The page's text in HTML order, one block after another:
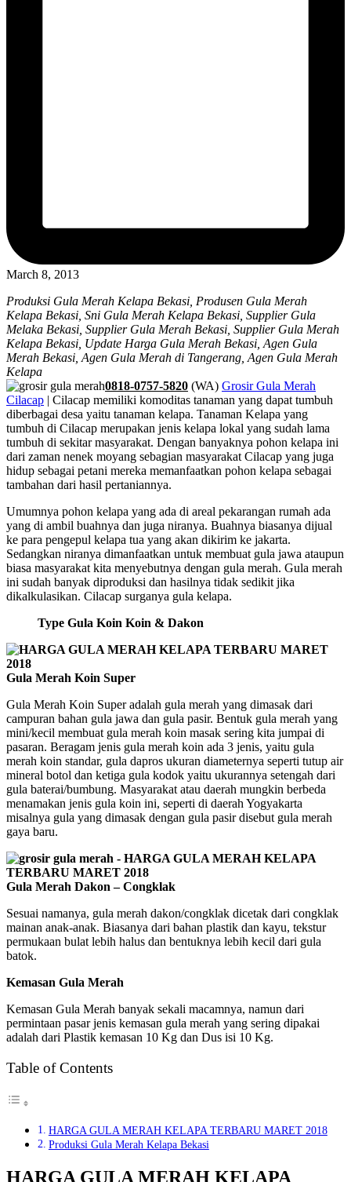
March 8, 2013
Produksi Gula Merah Kelapa Bekasi, Produsen Gula Merah
Kelapa Bekasi, Sni Gula Merah Kelapa Bekasi, Supplier Gula
Melaka Bekasi, Supplier Gula Merah Bekasi, Supplier Gula Merah
Kelapa Bekasi, Update Harga Gula Merah Bekasi, Agen Gula
Merah Bekasi, Agen Gula Merah di Tangerang, Agen Gula Merah
Kelapa
0818-0757-5820 (WA) Grosir Gula Merah
Cilacap | Cilacap memiliki komoditas tanaman yang dapat tumbuh
diberbagai desa yaitu tanaman kelapa. Tanaman Kelapa yang
tumbuh di Cilacap merupakan jenis kelapa lokal yang sudah lama
tumbuh di sekitar masyarakat. Dengan banyaknya pohon kelapa ini
dari zaman nenek moyang sebagian masyarakat Cilacap yang juga
hidup sebagai petani mereka memanfaatkan pohon kelapa sebagai
tambahan dari hasil pertaniannya.
Umumnya pohon kelapa yang ada di areal pekarangan rumah ada
yang di ambil buahnya dan juga niranya. Buahnya biasanya dijual
ke para pengepul kelapa tua yang akan dikirim ke jakarta.
Sedangkan niranya dimanfaatkan untuk membuat gula jawa ataupun
biasa masyarakat kita menyebutnya dengan gula merah. Gula merah
ini sudah banyak diproduksi dan hasilnya tidak sedikit jika
dikalkulasikan. Cilacap surganya gula kelapa.
Type Gula Koin Koin & Dakon
Gula Merah Koin Super
Gula Merah Koin Super adalah gula merah yang dimasak dari
campuran bahan gula jawa dan gula pasir. Bentuk gula merah yang
mini/kecil membuat gula merah koin masak sering kita jumpai di
pasaran. Beragam jenis gula merah koin ada 3 jenis, yaitu gula
merah koin standar, gula dapros ukuran diameternya seperti tutup air
mineral botol dan ketiga gula kodok yaitu ukurannya setengah dari
gula baterai/bumbung. Masyarakat atau daerah mungkin berbeda
menamakan jenis gula koin ini, seperti di daerah Yogyakarta
misalnya gula yang dimasak dengan gula pasir disebut gula merah
gaya baru.
Gula Merah Dakon – Congklak
Sesuai namanya, gula merah dakon/congklak dicetak dari congklak
mainan anak-anak. Biasanya dari bahan plastik dan kayu, tekstur
permukaan bulat lebih halus dan bentuknya lebih kecil dari gula
batok.
Kemasan Gula Merah
Kemasan Gula Merah banyak sekali macamnya, namun dari
permintaan pasar jenis kemasan gula merah yang sering dipakai
adalah dari Plastik kemasan 10 Kg dan Dus isi 10 Kg.
Table of Contents
HARGA GULA MERAH KELAPA TERBARU MARET 2018
Produksi Gula Merah Kelapa Bekasi
HARGA GULA MERAH KELAPA